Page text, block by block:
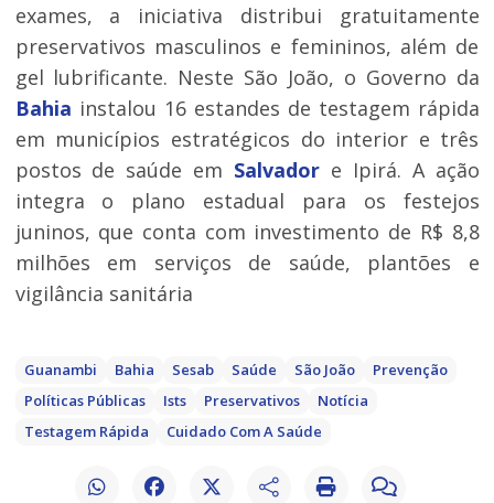
exames, a iniciativa distribui gratuitamente
preservativos masculinos e femininos, além de
gel lubrificante. Neste São João, o Governo da
Bahia instalou 16 estandes de testagem rápida
em municípios estratégicos do interior e três
postos de saúde em Salvador e Ipirá. A ação
integra o plano estadual para os festejos
juninos, que conta com investimento de R$ 8,8
milhões em serviços de saúde, plantões e
vigilância sanitária
Guanambi Bahia Sesab Saúde São João
Prevenção
Políticas Públicas
Ists Preservativos
Notícia
Testagem Rápida
Cuidado Com A Saúde